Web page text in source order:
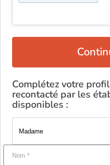
Complétez votre
recontacté par les
disponibles :